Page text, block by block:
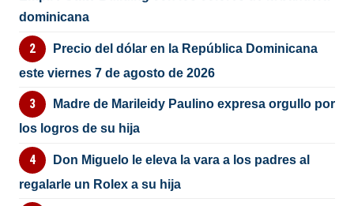
dominicana
Precio del dólar en la República Dominicana
este viernes 7 de agosto de 2026
Madre de Marileidy Paulino expresa orgullo por
los logros de su hija
Don Miguelo le eleva la vara a los padres al
regalarle un Rolex a su hija